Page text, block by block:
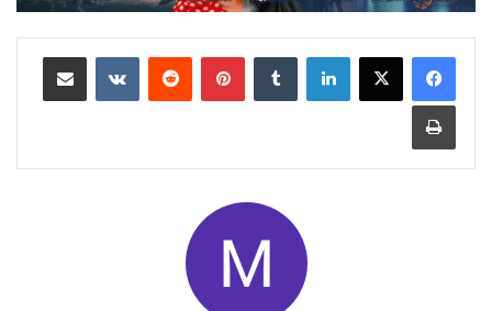
لينكدإن بينتيريست مشاركة عبر البريد
طباعة